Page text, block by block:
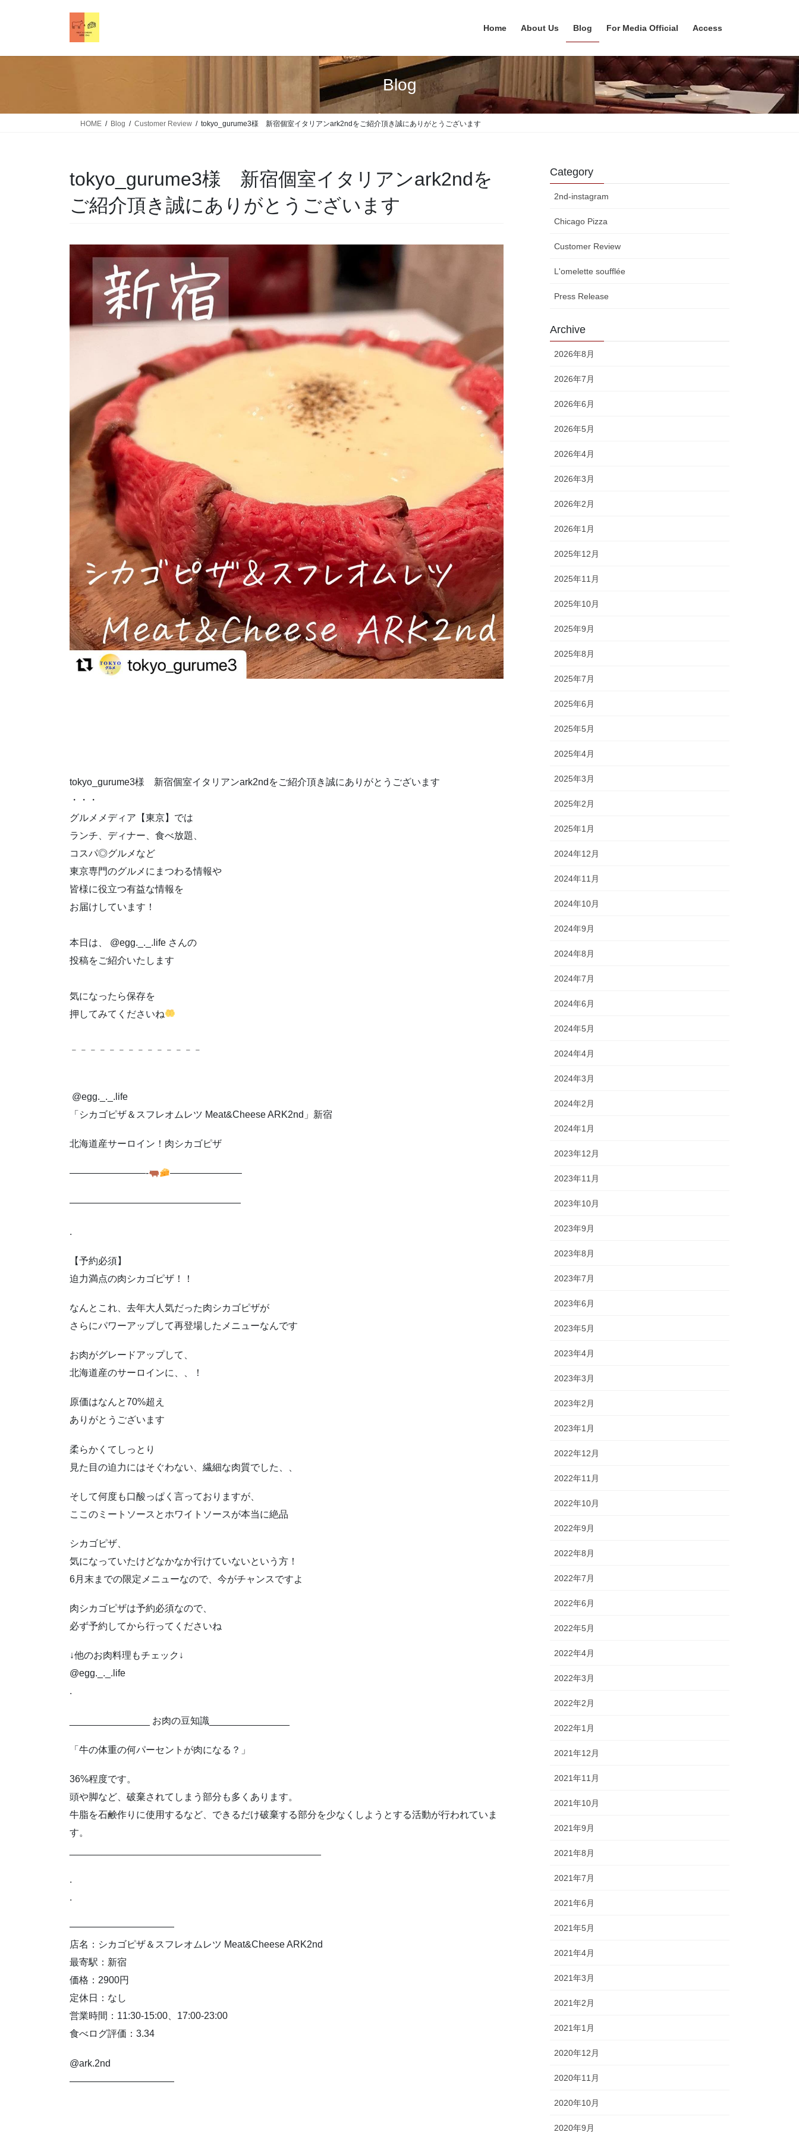
Home About Us Blog For Media Official Access
Blog
HOME Blog Customer Review tokyo_gurume3様 新宿個室イタリアンark2ndをご紹介頂き誠にありがとうございます
tokyo_gurume3様 新宿個室イタリアンark2ndを
ご紹介頂き誠にありがとうございます
tokyo_gurume3様 新宿個室イタリアンark2ndをご紹介頂き誠にありがとうございます
・・・
グルメメディア【東京】では
ランチ、ディナー、食べ放題、
コスパ◎グルメなど
東京専門のグルメにまつわる情報や
皆様に役立つ有益な情報を
お届けしています！
本日は、⁡ @egg._._.life さんの
投稿をご紹介いたします
気になったら保存を
押してみてくださいね
﹣﹣﹣﹣﹣﹣﹣﹣﹣﹣﹣﹣﹣﹣
⁡ @egg._._.life
「シカゴピザ＆スフレオムレツ Meat&Cheese ARK2nd」新宿
北海道産サーロイン！肉シカゴピザ
————————- ———————–
——————————————————
.
【予約必須】
迫力満点の肉シカゴピザ！！
なんとこれ、去年大人気だった肉シカゴピザが
さらにパワーアップして再登場したメニューなんです
お肉がグレードアップして、
北海道産のサーロインに、、！
原価はなんと70%超え
ありがとうございます
柔らかくてしっとり
見た目の迫力にはそぐわない、繊細な肉質でした、、
そして何度も口酸っぱく言っておりますが、
ここのミートソースとホワイトソースが本当に絶品
シカゴピザ、
気になっていたけどなかなか行けていないという方！
6月末までの限定メニューなので、今がチャンスですよ
肉シカゴピザは予約必須なので、
必ず予約してから行ってくださいね
↓他のお肉料理もチェック↓
@egg._._.life
.
_______________ お肉の豆知識_______________
「牛の体重の何パーセントが肉になる？」
36%程度です。
頭や脚など、破棄されてしまう部分も多くあります。
牛脂を石鹸作りに使用するなど、できるだけ破棄する部分を少なくしようとする活動が行われていま
す。
.
.
———————————
店名：シカゴピザ＆スフレオムレツ Meat&Cheese ARK2nd
最寄駅：新宿
価格：2900円
定休日：なし
営業時間：11:30-15:00、17:00-23:00
食べログ評価：3.34
@ark.2nd
———————————
Category
2nd-instagram
Chicago Pizza
Customer Review
L'omelette soufflée
Press Release
Archive
2026年8月
2026年7月
2026年6月
2026年5月
2026年4月
2026年3月
2026年2月
2026年1月
2025年12月
2025年11月
2025年10月
2025年9月
2025年8月
2025年7月
2025年6月
2025年5月
2025年4月
2025年3月
2025年2月
2025年1月
2024年12月
2024年11月
2024年10月
2024年9月
2024年8月
2024年7月
2024年6月
2024年5月
2024年4月
2024年3月
2024年2月
2024年1月
2023年12月
2023年11月
2023年10月
2023年9月
2023年8月
2023年7月
2023年6月
2023年5月
2023年4月
2023年3月
2023年2月
2023年1月
2022年12月
2022年11月
2022年10月
2022年9月
2022年8月
2022年7月
2022年6月
2022年5月
2022年4月
2022年3月
2022年2月
2022年1月
2021年12月
2021年11月
2021年10月
2021年9月
2021年8月
2021年7月
2021年6月
2021年5月
2021年4月
2021年3月
2021年2月
2021年1月
2020年12月
2020年11月
2020年10月
2020年9月